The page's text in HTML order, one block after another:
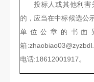
投标人或其他利害
的，应当在中标候选公
单位公章的书面
箱
电话:18612001917。